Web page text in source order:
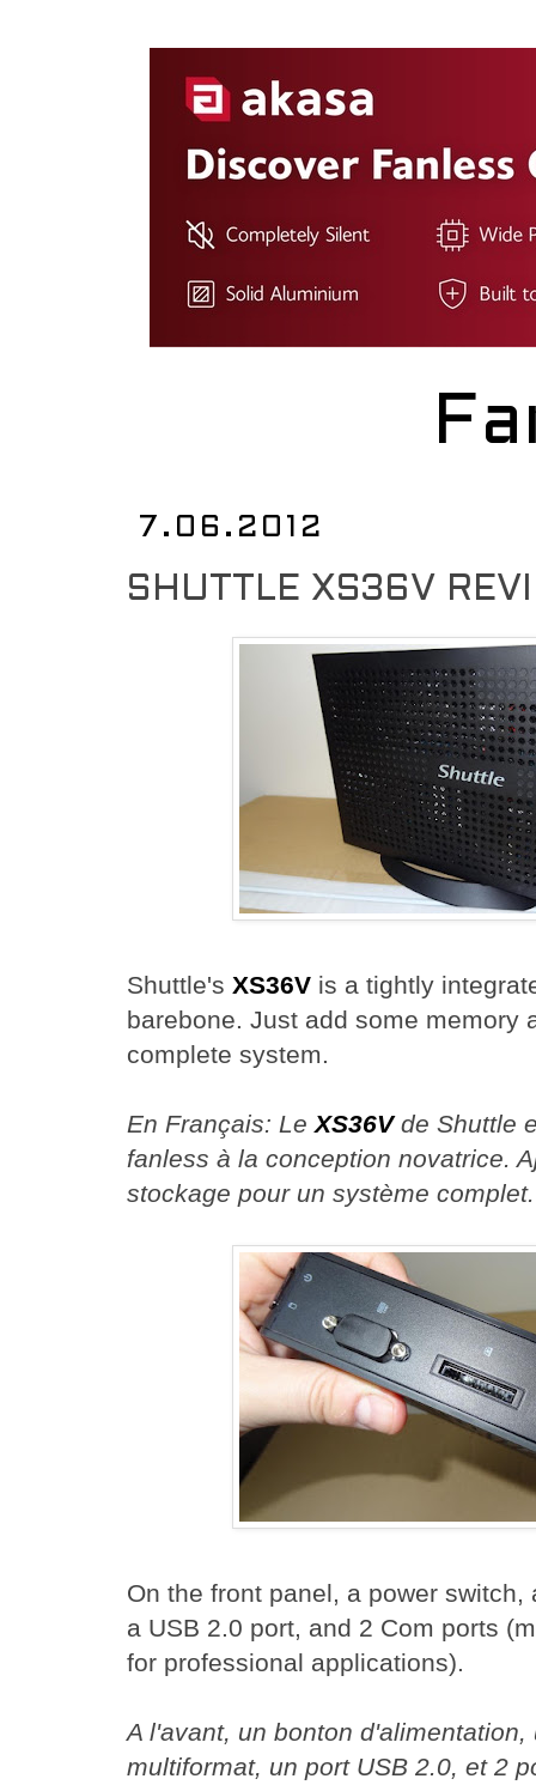
7.06.2012
SHUTTLE XS36V
Shuttle's XS36V is a tightly
barebone. Just add some memory
complete system.
En Français: Le XS36Vde Shuttle
fanless à la conception novatrice.
stockage pour un système complet.
On the front panel, a power
a USB 2.0 port, and 2 Com ports
for professional applications).
A l'avant, un bonton
multiformat, un port USB 2.0, et 2